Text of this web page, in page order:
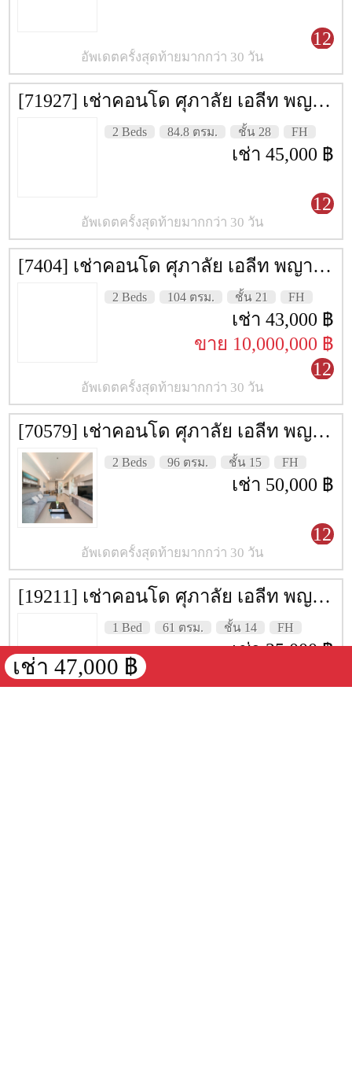
12
อัพเดตครั้งสุดท้ายมากกว่า 30 วัน
[71927] เช่าคอนโด ศุภาลัย เอลีท พญาไท [Supalai Elite Phyathai] 84.8 ตรม. ชั้น 28
2 Beds 84.8 ตรม. ชั้น 28 FH
เช่า 45,000 ฿
12
อัพเดตครั้งสุดท้ายมากกว่า 30 วัน
[7404] เช่าคอนโด ศุภาลัย เอลีท พญาไท [Supalai Elite Phyathai] 104 ตรม. ชั้น 21
2 Beds 104 ตรม. ชั้น 21 FH
เช่า 43,000 ฿
ขาย 10,000,000 ฿
12
อัพเดตครั้งสุดท้ายมากกว่า 30 วัน
[70579] เช่าคอนโด ศุภาลัย เอลีท พญาไท [Supalai Elite Phyathai] 96 ตรม. ชั้น 15
2 Beds 96 ตรม. ชั้น 15 FH
เช่า 50,000 ฿
12
อัพเดตครั้งสุดท้ายมากกว่า 30 วัน
[19211] เช่าคอนโด ศุภาลัย เอลีท พญาไท [Supalai Elite Phyathai] 61 ตรม. ชั้น 14
1 Bed 61 ตรม. ชั้น 14 FH
เช่า 25,000 ฿
เช่า 47,000 ฿